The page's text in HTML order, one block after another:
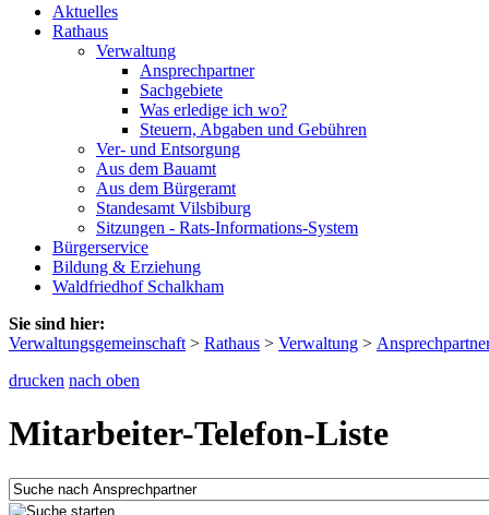
Aktuelles
Rathaus
Verwaltung
Ansprechpartner
Sachgebiete
Was erledige ich wo?
Steuern, Abgaben und Gebühren
Ver- und Entsorgung
Aus dem Bauamt
Aus dem Bürgeramt
Standesamt Vilsbiburg
Sitzungen - Rats-Informations-System
Bürgerservice
Bildung & Erziehung
Waldfriedhof Schalkham
Sie sind hier:
Verwaltungsgemeinschaft > Rathaus > Verwaltung >
drucken nach oben
Mitarbeiter-Telefon-Liste